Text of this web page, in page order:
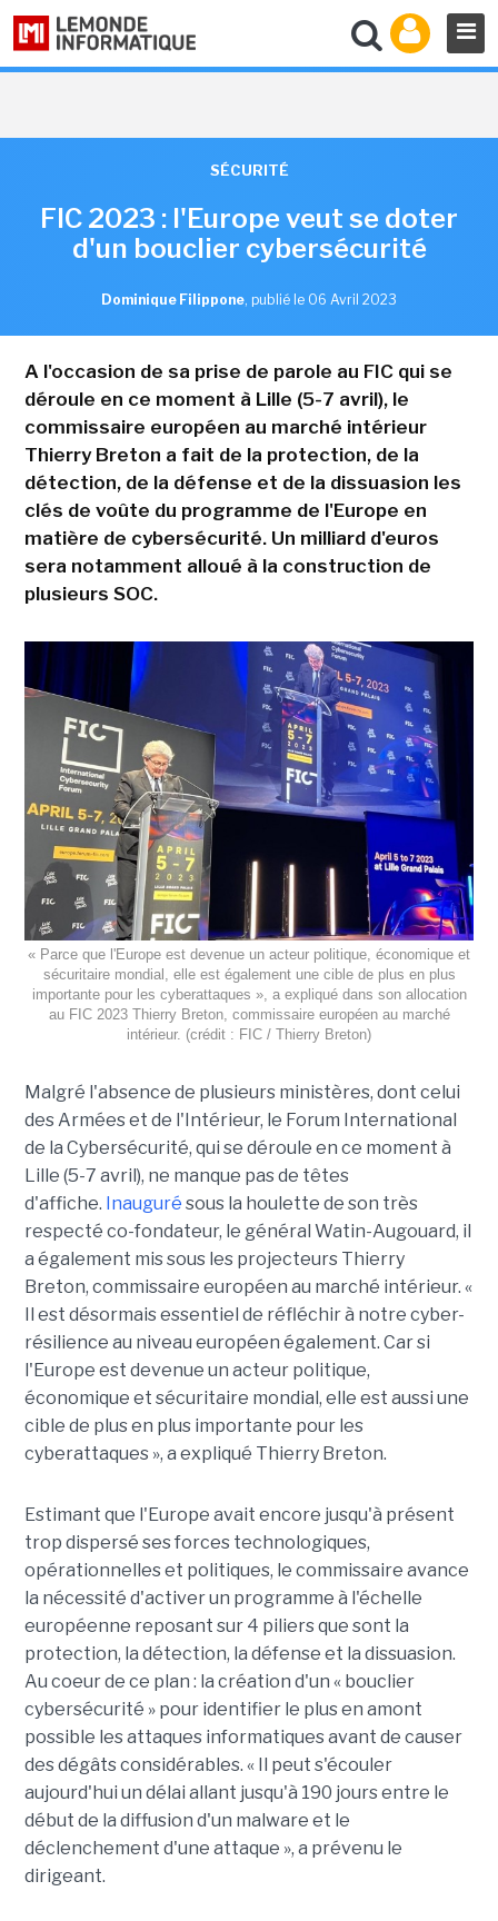
SÉCURITÉ
FIC 2023 : l'Europe veut se doter
d'un bouclier cybersécurité
Dominique Filippone, publié le 06 Avril 2023
A l'occasion de sa prise de parole au FIC qui se
déroule en ce moment à Lille (5-7 avril), le
commissaire européen au marché intérieur
Thierry Breton a fait de la protection, de la
détection, de la défense et de la dissuasion les
clés de voûte du programme de l'Europe en
matière de cybersécurité. Un milliard d'euros
sera notamment alloué à la construction de
plusieurs SOC.
« Parce que l'Europe est devenue un acteur politique, économique et
sécuritaire mondial, elle est également une cible de plus en plus
importante pour les cyberattaques », a expliqué dans son allocation
au FIC 2023 Thierry Breton, commissaire européen au marché
intérieur. (crédit : FIC / Thierry Breton)
Malgré l'absence de plusieurs ministères, dont celui
des Armées et de l'Intérieur, le Forum International
de la Cybersécurité, qui se déroule en ce moment à
Lille (5-7 avril), ne manque pas de têtes
d'affiche. Inauguré sous la houlette de son très
respecté co-fondateur, le général Watin-Augouard, il
a également mis sous les projecteurs Thierry
Breton, commissaire européen au marché intérieur. «
Il est désormais essentiel de réfléchir à notre cyber-
résilience au niveau européen également. Car si
l'Europe est devenue un acteur politique,
économique et sécuritaire mondial, elle est aussi une
cible de plus en plus importante pour les
cyberattaques », a expliqué Thierry Breton.
Estimant que l'Europe avait encore jusqu'à présent
trop dispersé ses forces technologiques,
opérationnelles et politiques, le commissaire avance
la nécessité d'activer un programme à l'échelle
européenne reposant sur 4 piliers que sont la
protection, la détection, la défense et la dissuasion.
Au coeur de ce plan : la création d'un « bouclier
cybersécurité » pour identifier le plus en amont
possible les attaques informatiques avant de causer
des dégâts considérables. « Il peut s'écouler
aujourd'hui un délai allant jusqu'à 190 jours entre le
début de la diffusion d'un malware et le
déclenchement d'une attaque », a prévenu le
dirigeant.